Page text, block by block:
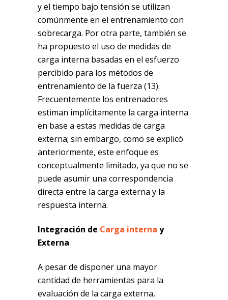
y el tiempo bajo tensión se utilizan
comúnmente en el entrenamiento con
sobrecarga. Por otra parte, también se
ha propuesto el uso de medidas de
carga interna basadas en el esfuerzo
percibido para los métodos de
entrenamiento de la fuerza (13).
Frecuentemente los entrenadores
estiman implícitamente la carga interna
en base a estas medidas de carga
externa; sin embargo, como se explicó
anteriormente, este enfoque es
conceptualmente limitado, ya que no se
puede asumir una correspondencia
directa entre la carga externa y la
respuesta interna.
Integración de Carga interna y
Externa
A pesar de disponer una mayor
cantidad de herramientas para la
evaluación de la carga externa,